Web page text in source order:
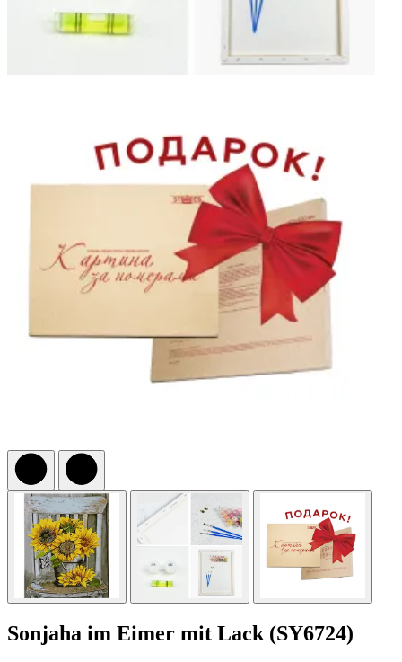
Sonjaha im Eimer mit Lack (SY6724)